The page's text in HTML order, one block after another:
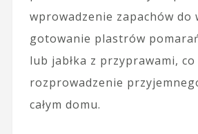
wprowadzenie zapachów do
gotowanie plastrów
lub jabłka z przyprawami,
rozprowadzenie
całym domu.